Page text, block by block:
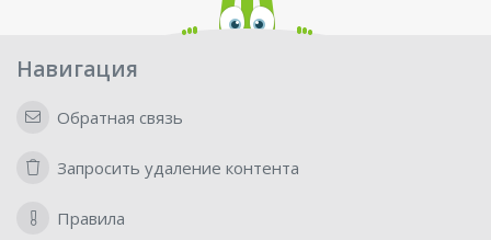
Навигация
Обратная связь
Запросить удаление контента
Правила